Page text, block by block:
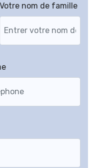
Votre nom de famille